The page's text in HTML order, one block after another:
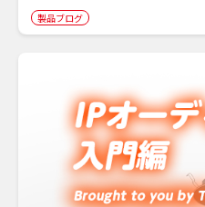
製品ブログ